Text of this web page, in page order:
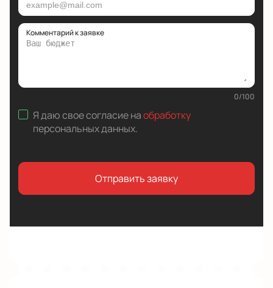
Комментарий к заявке
0/100
Я даю свое согласие наобработку
персональных данных.
Отправить заявку